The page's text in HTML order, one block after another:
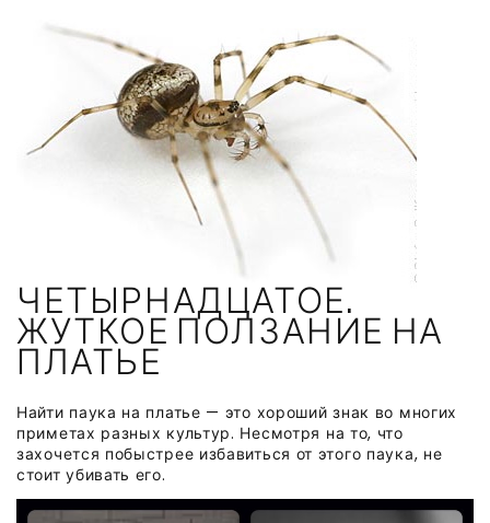
ЧЕТЫРНАДЦАТОЕ.
ЖУТКОЕ ПОЛЗАНИЕ НА
ПЛАТЬЕ
Найти паука на платье — это хороший знак во многих
приметах разных культур. Несмотря на то, что
захочется побыстрее избавиться от этого паука, не
стоит убивать его.